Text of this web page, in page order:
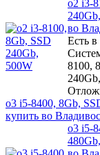
o2 i3-
во
Есть
8100,
o3 i5-8400, 8Gb,
купить во
o3 i5-